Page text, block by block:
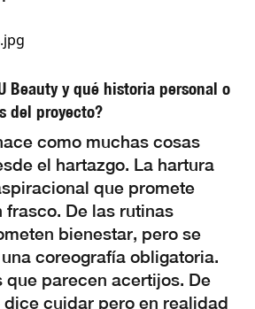
Beauty y qué historia personal o
del proyecto?
como muchas cosas
el hartazgo. La hartura
que promete
frasco. De las rutinas
bienestar, pero se
coreografía obligatoria.
que parecen acertijos. De
dice cuidar pero en realidad